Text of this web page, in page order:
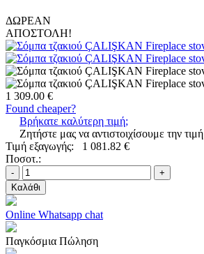
ΔΩΡΕΑΝ
ΑΠΟΣΤΟΛΗ!
1 309.00 €
Found cheaper?
Βρήκατε καλύτερη τιμή;
Ζητήστε μας να αντιστοιχίσουμε την τιμή
Τιμή εξαγωγής:
1 081.82 €
Ποσοτ.:
-
+
Καλάθι
Online Whatsapp chat
Παγκόσμια Πώληση